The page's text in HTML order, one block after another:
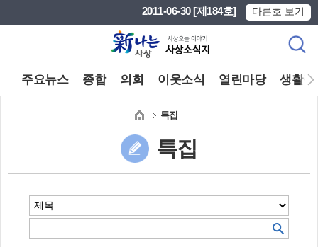
2011-06-30 [제184호] 다른호 보기
주요뉴스 종합 의회 이웃소식 열린마당 생활정
특집
특집